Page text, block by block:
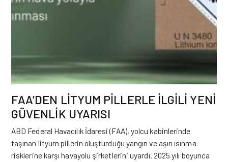
FAA’DEN LİTYUM PİLLERLE İLGİLİ YENİ
GÜVENLİK UYARISI
ABD Federal Havacılık İdaresi (FAA), yolcu kabinlerinde
taşınan lityum pillerin oluşturduğu yangın ve aşırı ısınma
risklerine karşı havayolu şirketlerini uyardı. 2025 yılı boyunca